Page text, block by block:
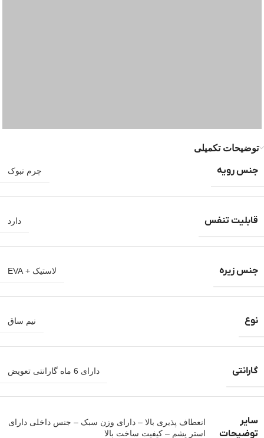
توضیحات تکمیلی
جنس رویه چرم نبوک
قابلیت تنفس دارد
جنس زیره لاستیک + EVA
نوع نیم ساق
گارانتی دارای 6 ماه گارانتی تعویض
سایر
توضیحات
انعطاف پذیری بالا – دارای وزن سبک – جنس داخلی دارای
استر پشم – کیفیت ساخت بالا